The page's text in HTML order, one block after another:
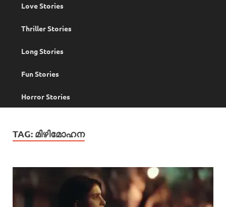
Love Stories
Thriller Stories
Long Stories
Fun Stories
Horror Stories
TAG: മിഴിമോഹന